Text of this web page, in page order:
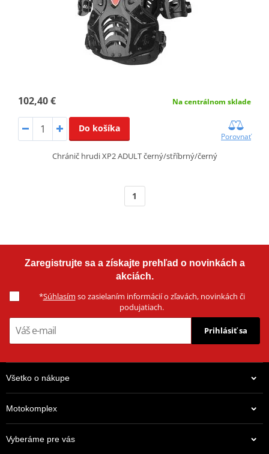
102,40 € Na centrálnom sklade
Do košíka
Porovnať
Chránič hrudi XP2 ADULT černý/stříbrný/černý
1
Zaregistrujte sa a získajte prehľad o novinkách a
akciách.
*Súhlasím so zasielaním informácií o zľavách, novinkách či
podujatiach.
Prihlásiť sa
Všetko o nákupe
Motokomplex
Vyberáme pre vás